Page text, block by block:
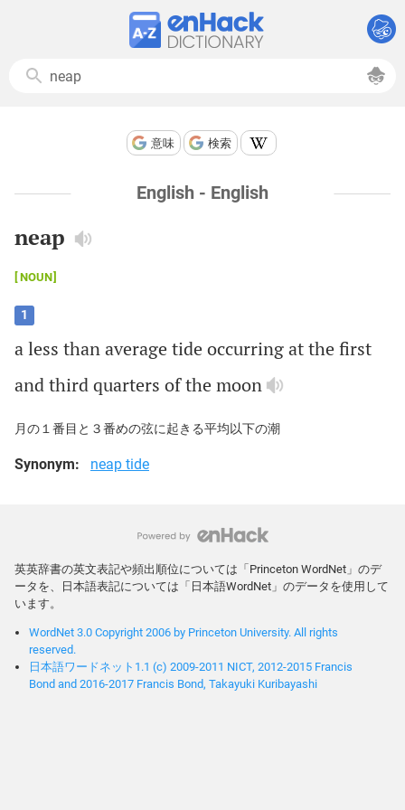
意味 検索
English - English
neap
NOUN
1
aless thanaverage tide occurringatthe first
andthirdquarters ofthe moon
月の１番目と３番めの弦に起きる平均以下の潮
Synonym: neap tide
英英辞書の英文表記や頻出順位については「Princeton WordNet」のデ
ータを、日本語表記については「日本語WordNet」のデータを使用して
います。
WordNet 3.0 Copyright 2006 by Princeton University. All rights
reserved.
日本語ワードネット1.1 (c) 2009-2011 NICT, 2012-2015 Francis
Bond and 2016-2017 Francis Bond, Takayuki Kuribayashi